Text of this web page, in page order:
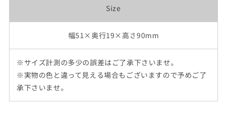
Size
幅51×奥行19×高さ90mm
※サイズ計測の多少の誤差はご了承下さいませ。
※実物の色と違って見える場合もございますので予めご了
承下さいませ。